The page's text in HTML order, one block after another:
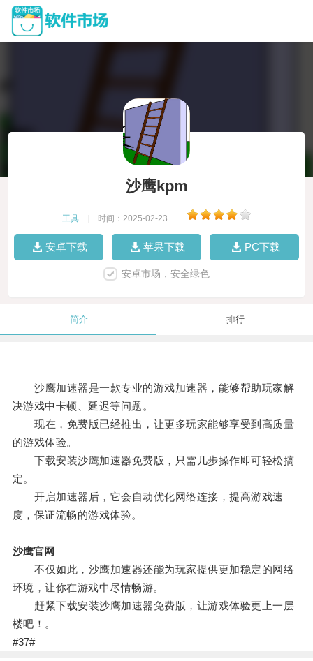
沙鹰kpm
工具 时间：2025-02-23
安卓下载 苹果下载 PC下载
安卓市场，安全绿色
简介 排行
沙鹰加速器是一款专业的游戏加速器，能够帮助玩家解
决游戏中卡顿、延迟等问题。
现在，免费版已经推出，让更多玩家能够享受到高质量
的游戏体验。
下载安装沙鹰加速器免费版，只需几步操作即可轻松搞
定。
开启加速器后，它会自动优化网络连接，提高游戏速
度，保证流畅的游戏体验。
沙鹰官网
不仅如此，沙鹰加速器还能为玩家提供更加稳定的网络
环境，让你在游戏中尽情畅游。
赶紧下载安装沙鹰加速器免费版，让游戏体验更上一层
楼吧！。
#37#